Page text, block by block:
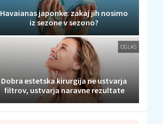
Havaianas japonke: zakaj jih nosimo
iz sezone v sezono?
OGLAS
Dobra estetska kirurgija ne ustvarja
filtrov, ustvarja naravne rezultate